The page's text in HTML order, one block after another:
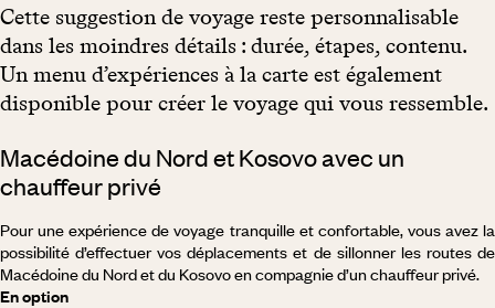
Cette suggestion de voyage reste personnalisable
dans les moindres détails : durée, étapes, contenu.
Un menu d’expériences à la carte est également
disponible pour créer le voyage qui vous ressemble.
Macédoine du Nord et Kosovo avec un
chauffeur privé
Pour une expérience de voyage tranquille et confortable, vous avez la
possibilité d’effectuer vos déplacements et de sillonner les routes de
Macédoine du Nord et du Kosovo en compagnie d’un chauffeur privé.
En option